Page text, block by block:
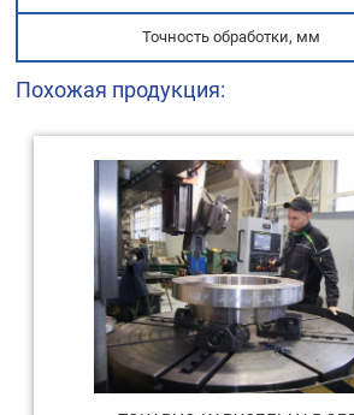
Точность обработки, мм
Похожая продукция: